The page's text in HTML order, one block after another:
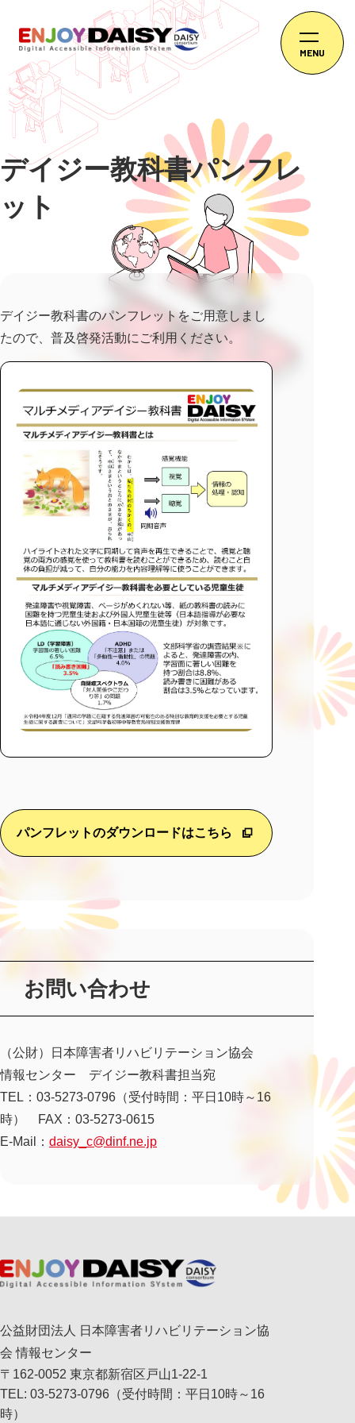
MENU
デイジー教科書パンフレ
ット
デイジー教科書のパンフレットをご用意しまし
たので、普及啓発活動にご利用ください。
パンフレットのダウンロードはこちら
お問い合わせ
（公財）日本障害者リハビリテーション協会
情報センター デイジー教科書担当宛
TEL：03-5273-0796（受付時間：平日10時～16
時） FAX：03-5273-0615
E-Mail： daisy_c@dinf.ne.jp
公益財団法人 日本障害者リハビリテーション協
会 情報センター
〒162-0052 東京都新宿区戸山1-22-1
TEL: 03-5273-0796（受付時間：平日10時～16
時）